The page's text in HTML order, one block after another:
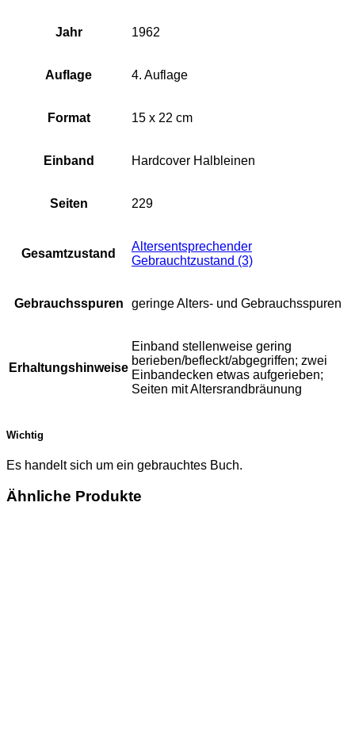
Jahr 1962
Auflage 4. Auflage
Format 15 x 22 cm
Einband Hardcover Halbleinen
Seiten 229
Gesamtzustand
Altersentsprechender
Gebrauchtzustand (3)
Gebrauchsspuren geringe Alters- und Gebrauchsspuren
Erhaltungshinweise
Einband stellenweise gering
berieben/befleckt/abgegriffen; zwei
Einbandecken etwas aufgerieben;
Seiten mit Altersrandbräunung
Wichtig
Es handelt sich um ein gebrauchtes Buch.
Ähnliche Produkte